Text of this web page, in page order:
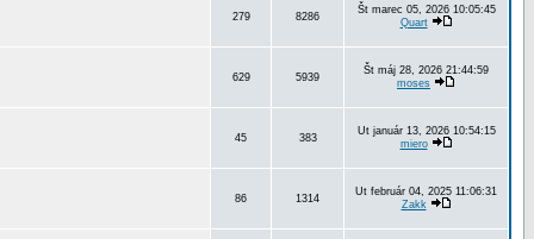
279 8286
Št marec 05, 2026 10:05:45
Quart
629 5939
Št máj 28, 2026 21:44:59
moses
45 383
Ut január 13, 2026 10:54:15
miero
86 1314
Ut február 04, 2025 11:06:31
Zakk